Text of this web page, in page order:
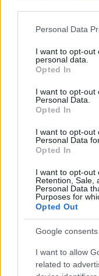
Please note that this
not limited to your
grant or deny
use your data for
consent section.
Personal Data
I want to opt-out
personal data.
Opted In
I want to opt-out
Personal Data.
Opted In
I want to opt-out
Personal Data
Opted In
I want to opt-out
Retention, Sale,
Personal Data
Purposes for
Opted Out
Google consents
I want to allow
related to
Ακολουθώντας
Γερμανών θα
ημιχρόνου σε
πως όσοι δεν
απλό Goal/Goal
BetMarket.gr
UCL – 19/9,
Λεβερκούζεν:
UCL – 19/9, 22:00
Over 2.5 (Απόδοση: